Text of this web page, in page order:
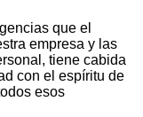
que el
empresa y las
tiene cabida
con el espíritu de
esos